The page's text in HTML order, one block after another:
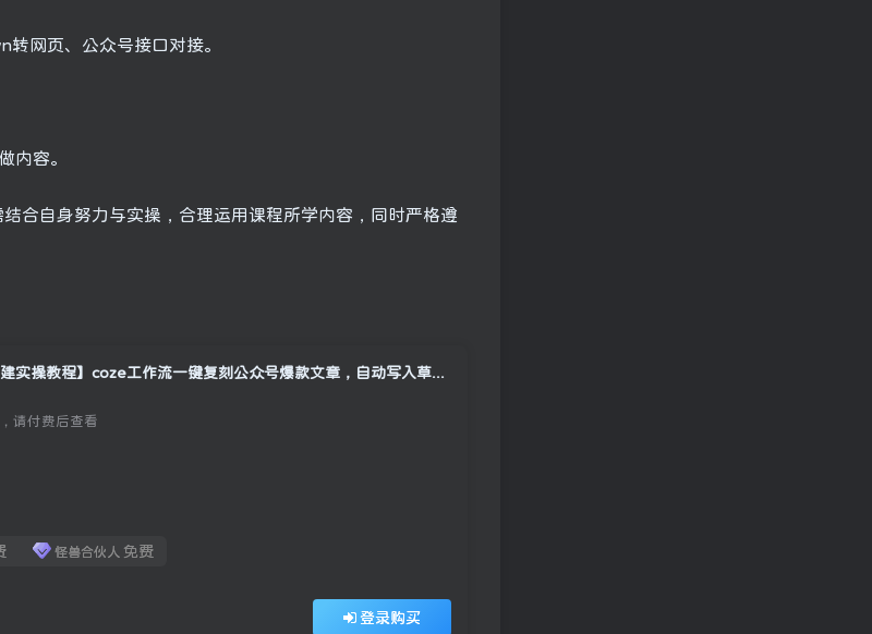
网页、公众号接口对接。
内容。
合自身努力与实操，合理运用课程所学内容，同时严格遵
【Coze工作流搭建实操教程】coze工作流一键复刻公众号爆款文章，自动写入草稿箱！全流程保姆级教学
请付费后查看
怪兽合伙人 免费
登录购买